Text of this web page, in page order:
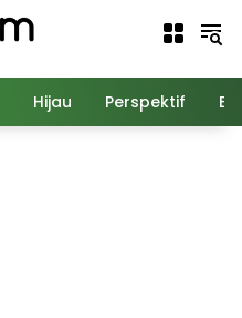
Hijau Perspektif